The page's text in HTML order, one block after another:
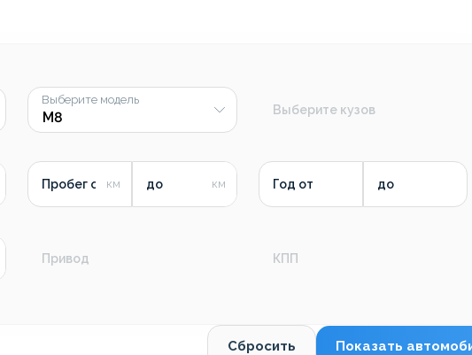
Выберите модель
Выберите кузов
Пробег от до Год от до
Привод КПП
Сбросить Показать